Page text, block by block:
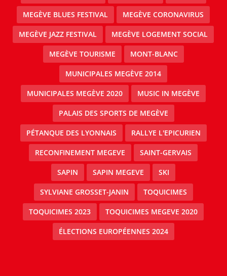
MEGÈVE BLUES FESTIVAL MEGÈVE CORONAVIRUS
MEGÈVE JAZZ FESTIVAL MEGÈVE LOGEMENT SOCIAL
MEGÈVE TOURISME MONT-BLANC
MUNICIPALES MEGÈVE 2014
MUNICIPALES MEGÈVE 2020 MUSIC IN MEGÈVE
PALAIS DES SPORTS DE MEGÈVE
PÉTANQUE DES LYONNAIS RALLYE L'EPICURIEN
RECONFINEMENT MEGEVE SAINT-GERVAIS
SAPIN SAPIN MEGEVE SKI
SYLVIANE GROSSET-JANIN TOQUICIMES
TOQUICIMES 2023 TOQUICIMES MEGEVE 2020
ÉLECTIONS EUROPÉENNES 2024